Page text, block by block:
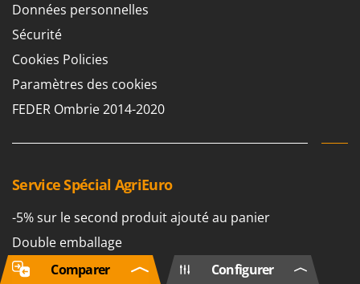
Données personnelles
Sécurité
Cookies Policies
Paramètres des cookies
FEDER Ombrie 2014-2020
Service Spécial AgriEuro
-5% sur le second produit ajouté au panier
Double emballage
Livraison gratuite
Configurer
Comparer